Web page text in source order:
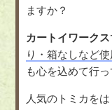
ますか？
カートイワークス
り・箱なしなど
も心を込めて行っ
人気のトミカを